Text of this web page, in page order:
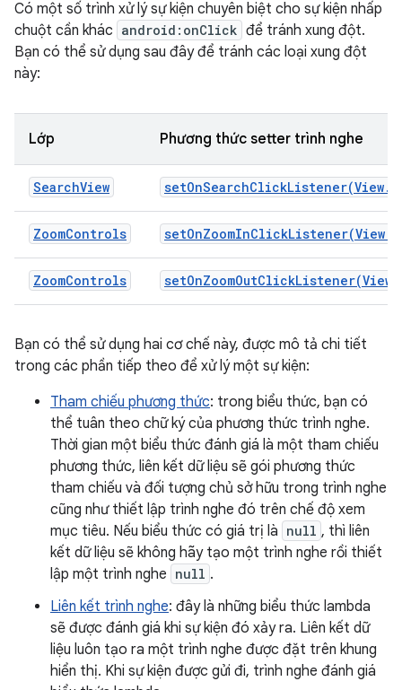
Có một số trình xử lý sự kiện chuyên biệt cho sự kiện nhấp
chuột cần khác android:onClick để tránh xung đột.
Bạn có thể sử dụng sau đây để tránh các loại xung đột
này:
Lớp Phương thức setter trình nghe
SearchView
ZoomControls
ZoomControls
Bạn có thể sử dụng hai cơ chế này, được mô tả chi tiết
trong các phần tiếp theo để xử lý một sự kiện:
Tham chiếu phương thức: trong biểu thức, bạn có
thể tuân theo chữ ký của phương thức trình nghe.
Thời gian một biểu thức đánh giá là một tham chiếu
phương thức, liên kết dữ liệu sẽ gói phương thức
tham chiếu và đối tượng chủ sở hữu trong trình nghe
cũng như thiết lập trình nghe đó trên chế độ xem
mục tiêu. Nếu biểu thức có giá trị là null , thì liên
kết dữ liệu sẽ không hãy tạo một trình nghe rồi thiết
lập một trình nghe null .
Liên kết trình nghe: đây là những biểu thức lambda
sẽ được đánh giá khi sự kiện đó xảy ra. Liên kết dữ
liệu luôn tạo ra một trình nghe được đặt trên khung
hiển thị. Khi sự kiện được gửi đi, trình nghe đánh giá